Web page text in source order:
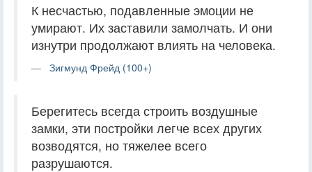
К несчастью, подавленные эмоции не
умирают. Их заставили замолчать. И они
изнутри продолжают влиять на человека.
Зигмунд Фрейд (100+)
Берегитесь всегда строить воздушные
замки, эти постройки легче всех других
возводятся, но тяжелее всего
разрушаются.